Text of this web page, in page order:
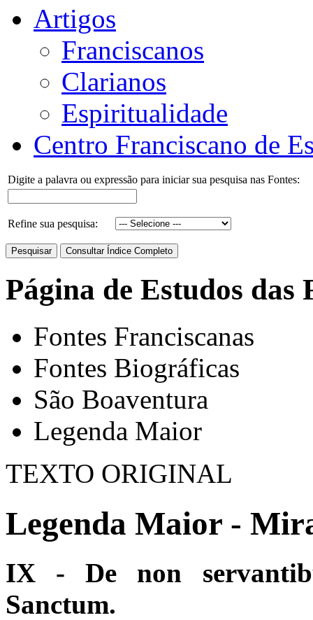
Artigos
Franciscanos
Clarianos
Espiritualidade
Centro Franciscano de
Digite a palavra ou expressão para iniciar sua pesquisa nas Fontes:
Refine sua pesquisa:
Página de Estudos das
Fontes Franciscanas
Fontes Biográficas
São Boaventura
Legenda Maior
TEXTO ORIGINAL
Legenda Maior -
IX - De non
Sanctum.